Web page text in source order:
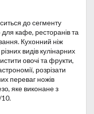
до сегменту
кафе, ресторанів та
Кухонний ніж
видів кулінарних
овочі та фрукти,
розрізати
переваг ножів
яке виконане з
10.